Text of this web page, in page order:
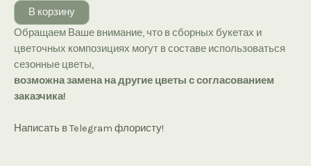
Букет
сборный
«1293»
В корзину
Обращаем Ваше внимание, что в сборных букетах и
цветочных композициях могут в составе использоваться
сезонные цветы,
возможна замена на другие цветы с согласованием
заказчика!
Написать в Telegram флористу!